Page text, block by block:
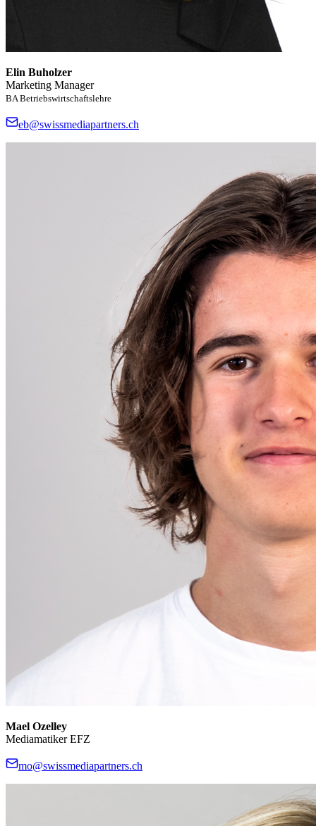
Elin Buholzer
Marketing Manager
BA Betriebswirtschaftslehre
eb@swissmediapartners.ch
Mael Ozelley
Mediamatiker EFZ
mo@swissmediapartners.ch